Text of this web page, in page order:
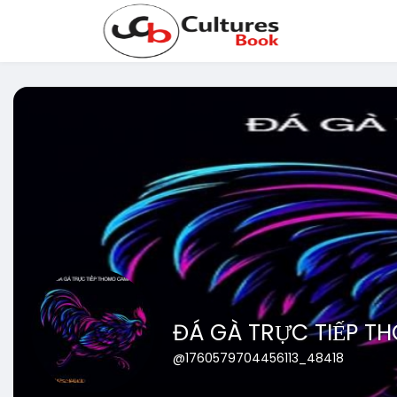
ĐÁ GÀ TRỰC TIẾP
@1760579704456113_48418